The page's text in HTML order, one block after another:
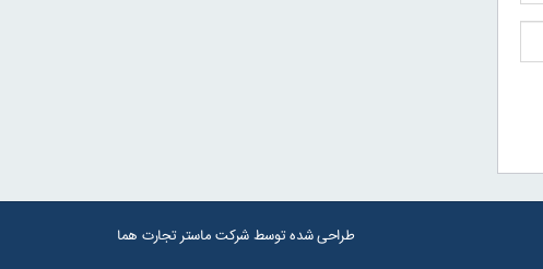
طراحی شده توسط شرکت ماستر تجارت هما